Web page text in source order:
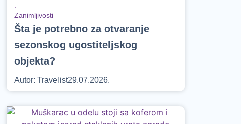
,
Zanimljivosti
Šta je potrebno za otvaranje
sezonskog ugostiteljskog
objekta?
Autor: Travelist29.07.2026.